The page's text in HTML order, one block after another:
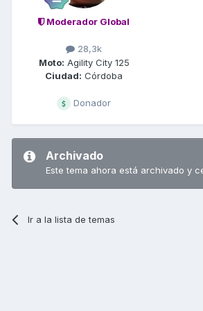
Moderador Global
28,3k
Moto: Agility City 125
Ciudad: Córdoba
Donador
Archivado
Este tema ahora está archivado y
Ir a la lista de temas